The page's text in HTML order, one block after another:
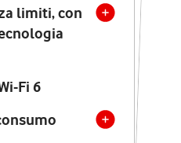
limiti, con
Fi 6
senza limiti, con
tecnologia
con Wi-Fi 7
illimitate verso
fissi e mobili